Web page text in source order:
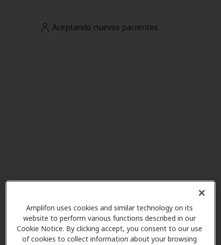
Amplifon uses cookies and similar technology on its
website to perform various functions described in our
Cookie Notice. By clicking accept, you consent to our use
of cookies to collect information about your browsing
Aceptando nuevos pacientes